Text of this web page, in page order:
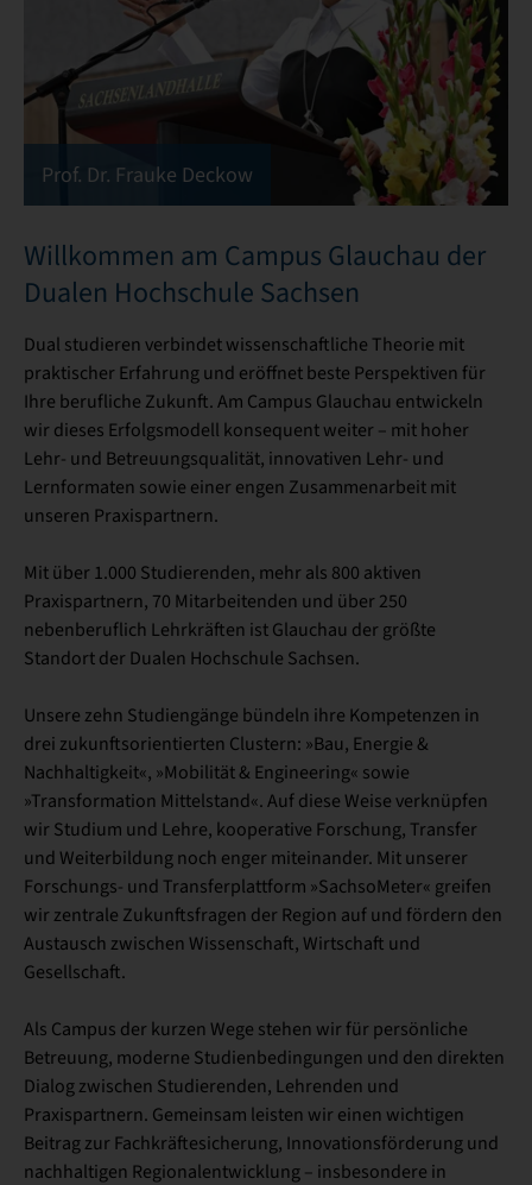
Willkommen am Campus Glauchau der
Dualen Hochschule Sachsen
Dual studieren verbindet wissenschaftliche Theorie mit
praktischer Erfahrung und eröffnet beste Perspektiven für
Ihre berufliche Zukunft. Am Campus Glauchau entwickeln
wir dieses Erfolgsmodell konsequent weiter – mit hoher
Lehr- und Betreuungsqualität, innovativen Lehr- und
Lernformaten sowie einer engen Zusammenarbeit mit
unseren Praxispartnern.
Mit über 1.000 Studierenden, mehr als 800 aktiven
Praxispartnern, 70 Mitarbeitenden und über 250
nebenberuflich Lehrkräften ist Glauchau der größte
Standort der Dualen Hochschule Sachsen.
Unsere zehn Studiengänge bündeln ihre Kompetenzen in
drei zukunftsorientierten Clustern: »Bau, Energie &
Nachhaltigkeit«, »Mobilität & Engineering« sowie
»Transformation Mittelstand«. Auf diese Weise verknüpfen
wir Studium und Lehre, kooperative Forschung, Transfer
und Weiterbildung noch enger miteinander. Mit unserer
Forschungs- und Transferplattform »SachsoMeter« greifen
wir zentrale Zukunftsfragen der Region auf und fördern den
Austausch zwischen Wissenschaft, Wirtschaft und
Gesellschaft.
Als Campus der kurzen Wege stehen wir für persönliche
Betreuung, moderne Studienbedingungen und den direkten
Dialog zwischen Studierenden, Lehrenden und
Praxispartnern. Gemeinsam leisten wir einen wichtigen
Beitrag zur Fachkräftesicherung, Innovationsförderung und
nachhaltigen Regionalentwicklung – insbesondere in
Prof. Dr. Frauke Deckow